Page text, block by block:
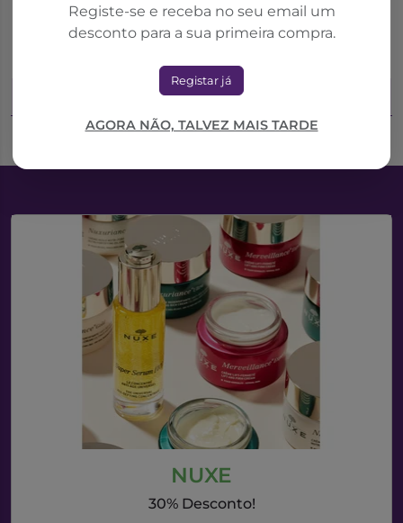
Registe-se e receba no seu email um
desconto para a sua primeira compra.
Registar já
AGORA NÃO, TALVEZ MAIS TARDE
Adicionar ao Carrinho
Pomada Cuidado
Intensivo 30G
7,76€
Adicionar ao Carrinho
NUXE
30% Desconto!